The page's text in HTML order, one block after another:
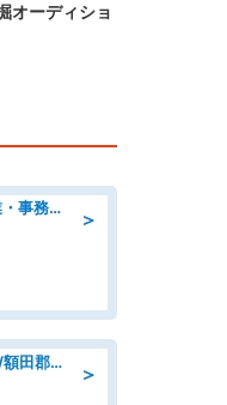
ーディショ
＞
09月開始/総合設備会社での営業・事務のお仕事/車通勤可/賞与あり/営業/営業事務
＞
介護職・ヘルパー/デイサービス/額田郡幸田町/JR東海道本線 幸田/愛知県